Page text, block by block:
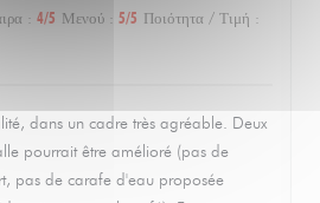
: 4/5 Μενού : 5/5 Ποιότητα / Τιμή :
dans un cadre très agréable. Deux
pourrait être amélioré (pas de
pas de carafe d'eau proposée